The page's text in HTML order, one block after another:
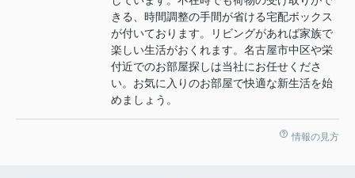
きる、時間調整の手間が省ける宅配ボックス
が付いております。リビングがあれば家族で
楽しい生活がおくれます。名古屋市中区や栄
付近でのお部屋探しは当社にお任せくださ
い。お気に入りのお部屋で快適な新生活を始
めましょう。
情報の見方